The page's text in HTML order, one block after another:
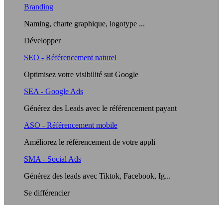
Branding
Naming, charte graphique, logotype ...
Développer
SEO - Référencement naturel
Optimisez votre visibilité sut Google
SEA - Google Ads
Générez des Leads avec le référencement payant
ASO - Référencement mobile
Améliorez le référencement de votre appli
SMA - Social Ads
Générez des leads avec Tiktok, Facebook, Ig...
Se différencier